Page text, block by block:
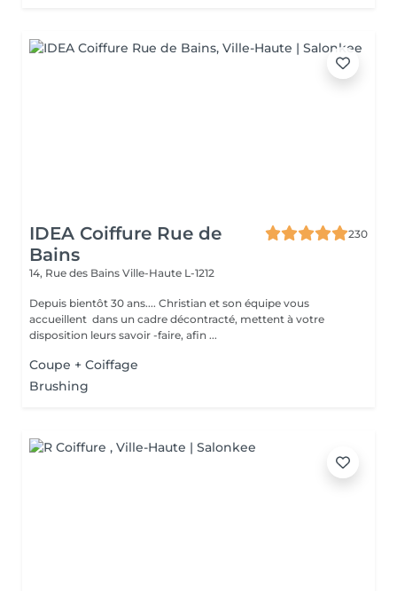
IDEA Coiffure Rue de
Bains
230
14, Rue des Bains Ville-Haute L-1212
Depuis bientôt 30 ans.... Christian et son équipe vous
accueillent dans un cadre décontracté, mettent à votre
disposition leurs savoir -faire, afin ...
Coupe + Coiffage
Brushing